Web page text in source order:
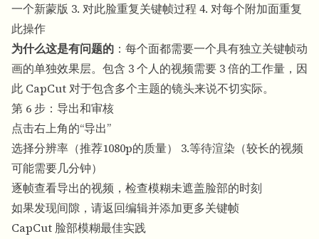
一个新蒙版 3. 对此脸重复关键帧过程 4. 对每个附加面重复
此操作
为什么这是有问题的 ：每个面都需要一个具有独立关键帧动
画的单独效果层。包含 3 个人的视频需要 3 倍的工作量，因
此 CapCut 对于包含多个主题的镜头来说不切实际。
第 6 步：导出和审核
点击右上角的“导出”
选择分辨率（推荐1080p的质量） 3.等待渲染（较长的视频
可能需要几分钟）
逐帧查看导出的视频，检查模糊未遮盖脸部的时刻
如果发现间隙，请返回编辑并添加更多关键帧
CapCut 脸部模糊最佳实践